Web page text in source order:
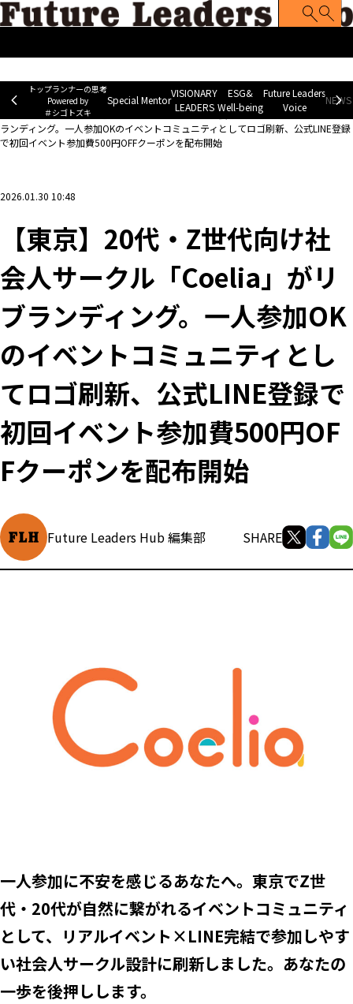
トップランナーの思考
Powered by
＃シゴトズキ
Special Mentor
VISIONARY
LEADERS
ESG&
Well-being
Future Leaders
Voice
企業ニュース
【東京】20代・Z世代向け社会人サークル「Coelia」がリブ
ランディング。一人参加OKのイベントコミュニティとしてロゴ刷新、公式LINE登録
で初回イベント参加費500円OFFクーポンを配布開始
2026.01.30 10:48
【東京】20代・Z世代向け社
会人サークル「Coelia」がリ
ブランディング。一人参加OK
のイベントコミュニティとし
てロゴ刷新、公式LINE登録で
初回イベント参加費500円OF
Fクーポンを配布開始
Future Leaders Hub 編集部 SHARE
一人参加に不安を感じるあなたへ。東京でZ世
代・20代が自然に繋がれるイベントコミュニティ
として、リアルイベント×LINE完結で参加しやす
い社会人サークル設計に刷新しました。あなたの
一歩を後押しします。